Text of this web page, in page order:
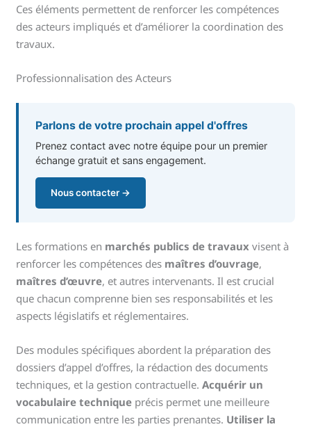
Ces éléments permettent de renforcer les compétences
des acteurs impliqués et d’améliorer la coordination des
travaux.
Professionnalisation des Acteurs
Parlons de votre prochain appel d'offres
Prenez contact avec notre équipe pour un premier
échange gratuit et sans engagement.
Nous contacter →
Les formations en marchés publics de travaux visent à
renforcer les compétences des maîtres d’ouvrage,
maîtres d’œuvre, et autres intervenants. Il est crucial
que chacun comprenne bien ses responsabilités et les
aspects législatifs et réglementaires.
Des modules spécifiques abordent la préparation des
dossiers d’appel d’offres, la rédaction des documents
techniques, et la gestion contractuelle.Acquérir un
vocabulaire technique précis permet une meilleure
communication entre les parties prenantes. Utiliser la